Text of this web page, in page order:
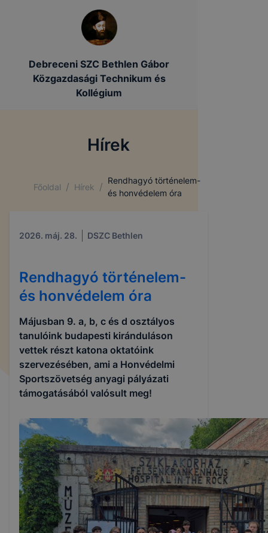
Debreceni SZC Bethlen Gábor
Közgazdasági Technikum és
Kollégium
Hírek
Főoldal / Hírek /
Rendhagyó történelem-
és honvédelem óra
2026. máj. 28. DSZC Bethlen
Rendhagyó történelem-
és honvédelem óra
Májusban 9. a, b, c és d osztályos
tanulóink budapesti kiránduláson
vettek részt katona oktatóink
szervezésében, ami a Honvédelmi
Sportszövetség anyagi pályázati
támogatásából valósult meg!